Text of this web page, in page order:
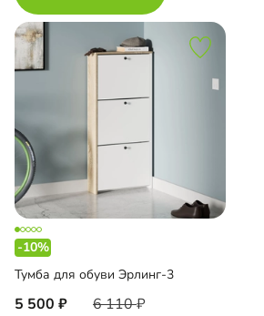
-10%
Тумба для обуви Эрлинг-3
5 500 6 110